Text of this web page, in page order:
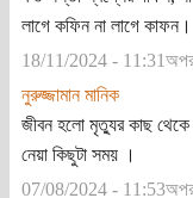
লাগে কফিন না লাগে কাফন।
18/11/2024 -
নুরুজ্জামান মানিক
জীবন হলো মৃত্যুর কাছ থেকে
নেয়া কিছুটা সময় ।
07/08/2024 -